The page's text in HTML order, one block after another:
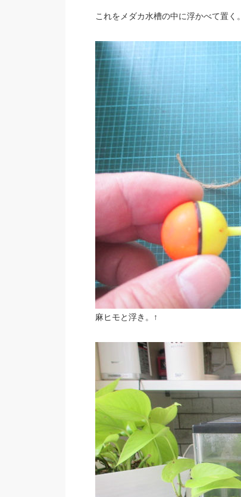
これをメダカ水槽の中に浮かべて置く。
麻ヒモと浮き。↑